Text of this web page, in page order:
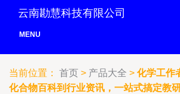
云南勘慧科技有限公司
MENU
当前位置： 首页 > 产品大全 > 化学工作
化合物百科到行业资讯，一站式搞定教